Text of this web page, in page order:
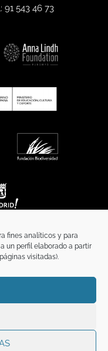
fines analíticos y para
un perfil elaborado a partir
visitadas).
91 543 46 73
los derechos de propiedad
también titular o tiene la